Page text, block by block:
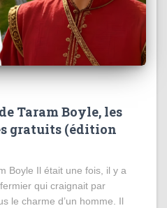
Taram Boyle, les
gratuits (édition
Boyle Il était une fois, il y a
qui craignait par
le charme d’un homme. Il